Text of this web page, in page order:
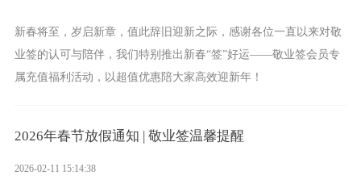
新春将至，岁启新章，值此辞旧迎新之际，感谢各位一直以来对敬
业签的认可与陪伴，我们特别推出新春“签”好运——敬业签会员专
属充值福利活动，以超值优惠陪大家高效迎新年！
2026年春节放假通知 | 敬业签温馨提醒
2026-02-11 15:14:38